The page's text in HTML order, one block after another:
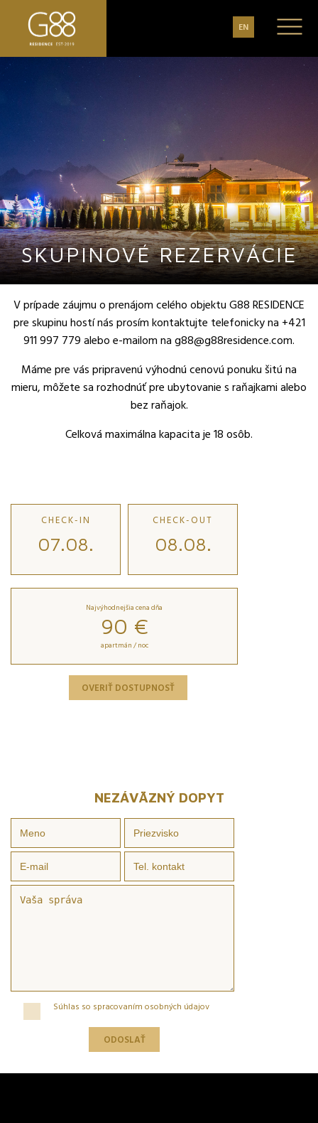
EN
SKUPINOVÉ REZERVÁCIE
V prípade záujmu o prenájom celého objektu G88 RESIDENCE
pre skupinu hostí nás prosím kontaktujte telefonicky na +421
911 997 779 alebo e-mailom na g88@g88residence.com.
Máme pre vás pripravenú výhodnú cenovú ponuku šitú na
mieru, môžete sa rozhodnúť pre ubytovanie s raňajkami alebo
bez raňajok.
Celková maximálna kapacita je 18 osôb.
CHECK-IN
07.08.
CHECK-OUT
08.08.
Najvýhodnejšia cena dňa
90 €
apartmán / noc
OVERIŤ DOSTUPNOSŤ
NEZÁVÄZNÝ DOPYT
Súhlas so spracovaním osobných údajov
ODOSLAŤ